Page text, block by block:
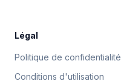
Légal
Politique de confidentialité
Conditions d'utilisation